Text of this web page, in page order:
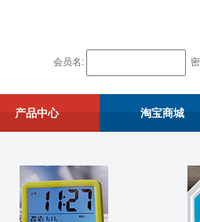
会员名:
产品中心 淘宝商城